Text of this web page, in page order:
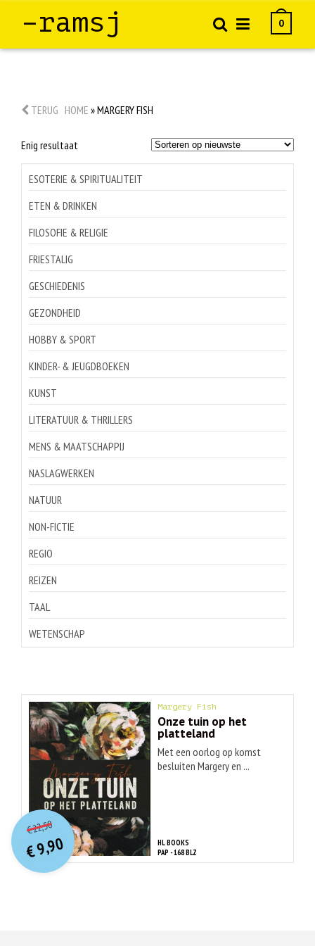
–ramsj 0
TERUG HOME »MARGERY FISH
Enig resultaat
ESOTERIE & SPIRITUALITEIT
ETEN & DRINKEN
FILOSOFIE & RELIGIE
FRIESTALIG
GESCHIEDENIS
GEZONDHEID
HOBBY & SPORT
KINDER- & JEUGDBOEKEN
KUNST
LITERATUUR & THRILLERS
MENS & MAATSCHAPPIJ
NASLAGWERKEN
NATUUR
NON-FICTIE
REGIO
REIZEN
TAAL
WETENSCHAP
Margery Fish
Onze tuin op het
platteland
Met een oorlog op komst
besluiten Margery en ...
HL BOOKS
PAP - 168 BLZ
€22,50O
orspr
onkelijke
prijs
was:
€ 22,50.
€9,90
Huidige
prijs
is:
€ 9,90.